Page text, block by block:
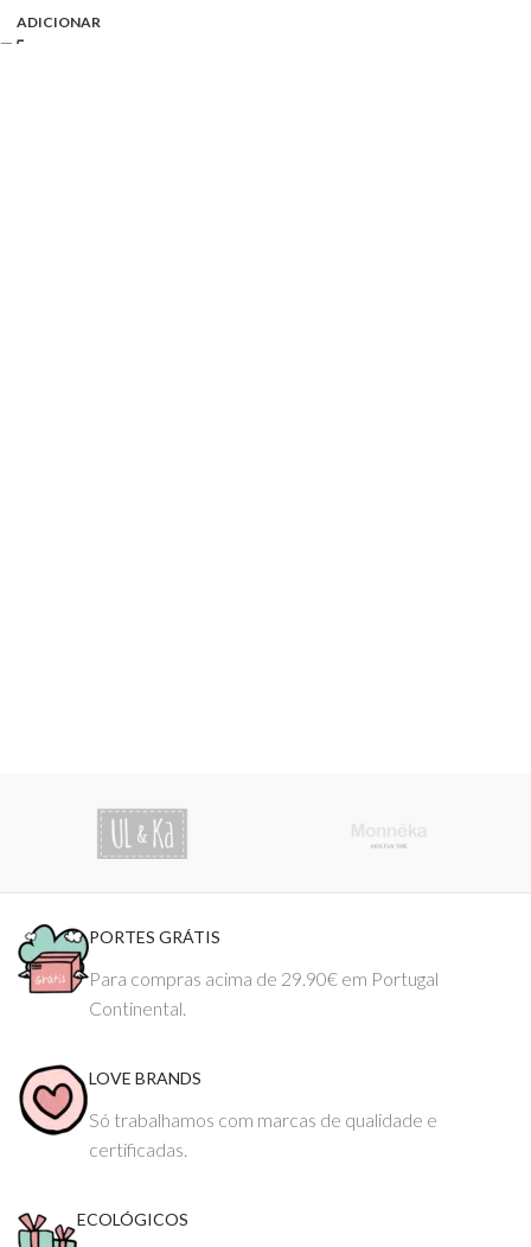
ADICIONAR
PORTES GRÁTIS
Para compras acima de 29.90€ em Portugal
Continental.
LOVE BRANDS
Só trabalhamos com marcas de qualidade e
certificadas.
ECOLÓGICOS